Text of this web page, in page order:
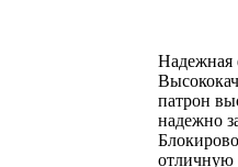
Надежная
патрон
надежно
отличную